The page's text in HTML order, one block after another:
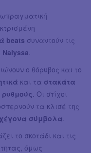
beats συναντούν τις
Nalyssa
ο θόρυβος και το
και τα στακάτα
ρυθμούς . Οι στίχοι
τα κλισέ της
σύμβολα
το σκοτάδι και τις
όμως